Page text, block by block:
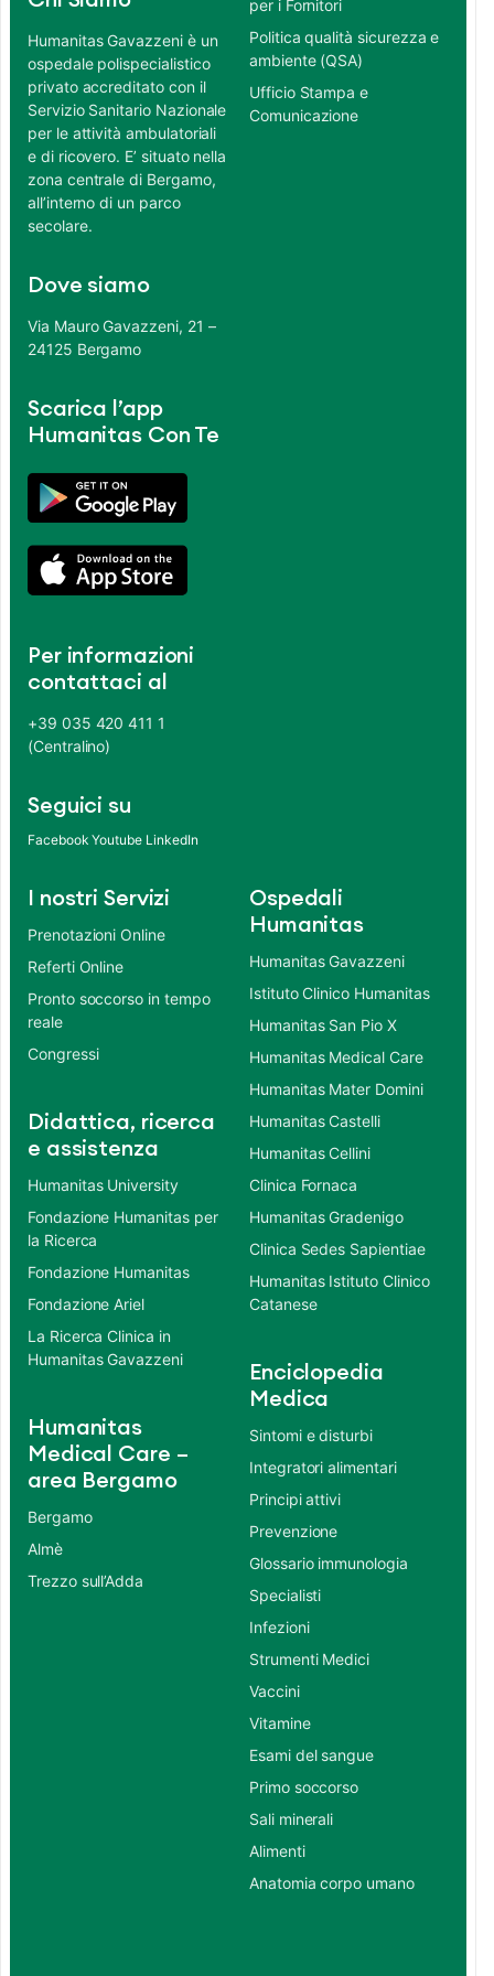
Humanitas Gavazzeni è un
ospedale polispecialistico
privato accreditato con il
Servizio Sanitario Nazionale
per le attività ambulatoriali
e di ricovero. E’ situato nella
zona centrale di Bergamo,
all’interno di un parco
secolare.
Dove siamo
Via Mauro Gavazzeni, 21 –
24125 Bergamo
Scarica l’app
Humanitas Con Te
Per informazioni
contattaci al
+39 035 420 411 1
(Centralino)
Seguici su
Facebook Youtube LinkedIn
per i Fornitori
Politica qualità sicurezza e
ambiente (QSA)
Ufficio Stampa e
Comunicazione
I nostri Servizi
Prenotazioni Online
Referti Online
Pronto soccorso in tempo
reale
Congressi
Didattica, ricerca
e assistenza
Humanitas University
Fondazione Humanitas per
la Ricerca
Fondazione Humanitas
Fondazione Ariel
La Ricerca Clinica in
Humanitas Gavazzeni
Humanitas
Medical Care –
area Bergamo
Bergamo
Almè
Trezzo sull’Adda
Ospedali
Humanitas
Humanitas Gavazzeni
Istituto Clinico Humanitas
Humanitas San Pio X
Humanitas Medical Care
Humanitas Mater Domini
Humanitas Castelli
Humanitas Cellini
Clinica Fornaca
Humanitas Gradenigo
Clinica Sedes Sapientiae
Humanitas Istituto Clinico
Catanese
Enciclopedia
Medica
Sintomi e disturbi
Integratori alimentari
Principi attivi
Prevenzione
Glossario immunologia
Specialisti
Infezioni
Strumenti Medici
Vaccini
Vitamine
Esami del sangue
Primo soccorso
Sali minerali
Alimenti
Anatomia corpo umano